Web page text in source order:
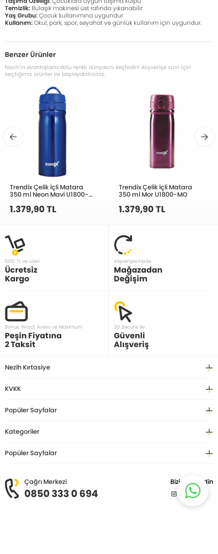
Temizlik: Bulaşık makinesi üst rafında yıkanabilir
Yaş Grubu:Çocuk kullanımına uygundur
Kullanım:Okul, park, spor, seyahat ve günlük kullanım için uygundur.
Benzer Ürünler
Nezih’in avantajlarla dolu renkli dünyasını keşfedin! Alışverişe sizin için
seçtiğimiz ürünler ile başlayabilirsiniz.
Trendix Çelik İçli Matara
350 ml Neon Mavi U1800-
1.379,90 TL
Trendix Çelik İçli Matara
350 ml Mor U1800-MO
1.379,90 TL
1000 TL ve üzeri
Ücretsiz
Kargo
Alışverişlerinizde
Mağazadan
Değişim
Bonus, Word, Axess ve Maximum
Peşin Fiyatına
2 Taksit
3D Secure ile
Güvenli
Alışveriş
Nezih Kırtasiye
KVKK
Popüler Sayfalar
Kategoriler
Popüler Sayfalar
Çağrı Merkezi
0850 333 0 694
Bizi Takip Edin